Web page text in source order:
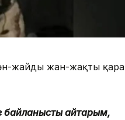
жайды жан-жақты
байланысты айтарым,